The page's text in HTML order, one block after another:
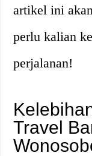
artikel ini
perlu kalian
perjalanan!
Travel